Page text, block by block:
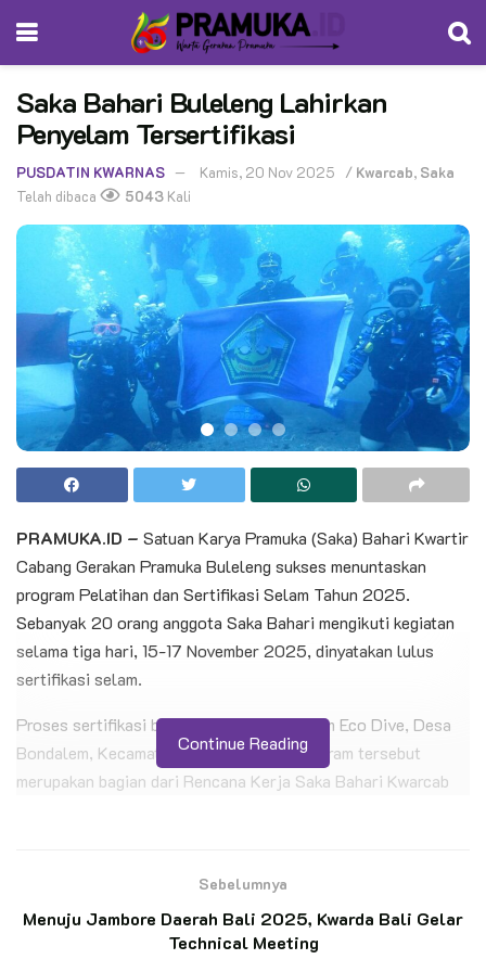
Saka Bahari Buleleng Lahirkan
Penyelam Tersertifikasi
PUSDATIN KWARNAS Kamis, 20 Nov 2025 / Kwarcab, Saka
Telah dibaca
5043 Kali
PRAMUKA.ID – Satuan Karya Pramuka (Saka) Bahari Kwartir
Cabang Gerakan Pramuka Buleleng sukses menuntaskan
program Pelatihan dan Sertifikasi Selam Tahun 2025.
Sebanyak 20 orang anggota Saka Bahari mengikuti kegiatan
selama tiga hari, 15-17 November 2025, dinyatakan lulus
sertifikasi selam.
Proses sertifikasi berlangsung di Bondalem Eco Dive, Desa
Bondalem, Kecamatan Tejakula, Bali. Program tersebut
merupakan bagian dari Rencana Kerja Saka Bahari Kwarcab
Lepas Kontingen Jambore Nasional 2026,
Bupati Grobogan Ingatkan Pentingnya
Karakter dan Inkulsivitas Gerakan Pramuka
Continue Reading
Sebelumnya
Menuju Jambore Daerah Bali 2025, Kwarda Bali Gelar
Technical Meeting